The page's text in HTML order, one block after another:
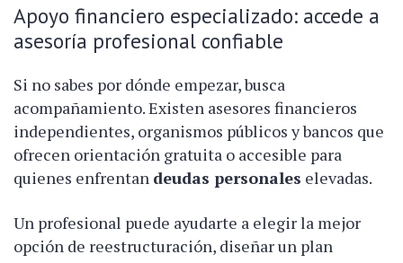
Apoyo financiero especializado: accede a
asesoría profesional confiable
Si no sabes por dónde empezar, busca
acompañamiento. Existen asesores financieros
independientes, organismos públicos y bancos que
ofrecen orientación gratuita o accesible para
quienes enfrentan deudas personales elevadas.
Un profesional puede ayudarte a elegir la mejor
opción de reestructuración, diseñar un plan